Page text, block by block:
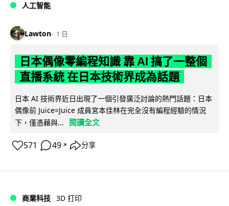
人工智能
Lawton 1 日
日本偶像零編程知識 靠 AI 搞了一整個
直播系統 在日本技術界成為話題
日本 AI 技術界近日出現了一個引發廣泛討論的熱門話題：日本
偶像前 Juice=Juice 成員宮本佳林在完全沒有編程經驗的情況
下，僅憑藉與...
閱讀全文
571 49 ↗ 分享
商業科技 3D 打印